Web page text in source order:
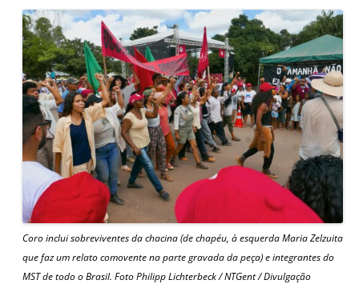
Coro inclui sobreviventes da chacina (de chapéu, à esquerda Maria Zelzuita
que faz um relato comovente na parte gravada da peça) e integrantes do
MST de todo o Brasil. Foto Philipp Lichterbeck / NTGent / Divulgação